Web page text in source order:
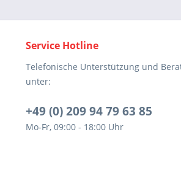
Service Hotline
Telefonische Unterstützung und
unter:
+49 (0) 209 94 79 63 85
Mo-Fr, 09:00 - 18:00 Uhr